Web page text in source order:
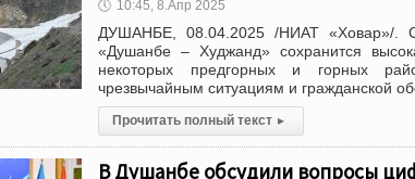
🕔 10:45, 8.Апр 2025
ДУШАНБЕ, 08.04.2025 /НИАТ «Ховар»/.
«Душанбе – Худжанд» сохранится
некоторых предгорных и горных
чрезвычайным ситуациям и гражданской
Прочитать полный текст ▸
В Душанбе обсудили вопросы